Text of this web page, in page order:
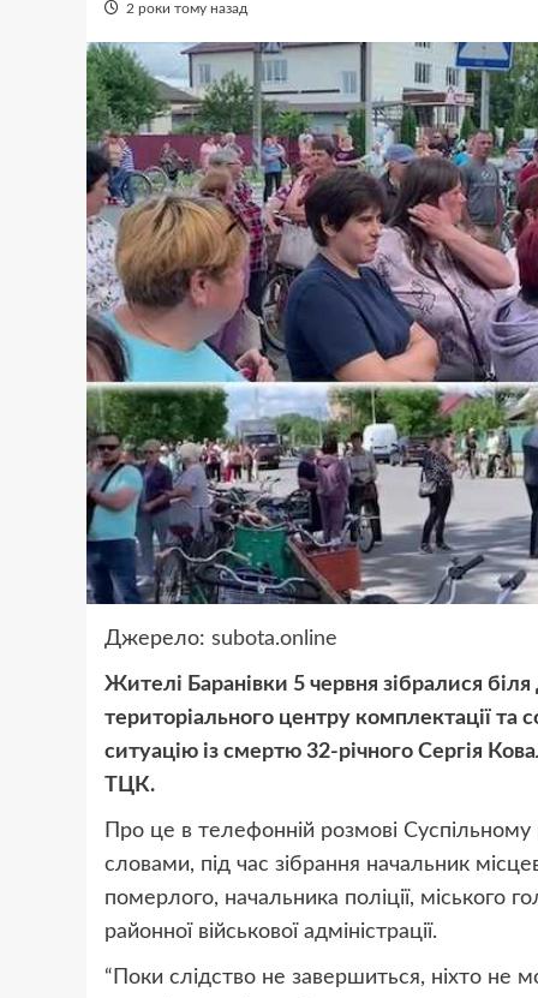
2 роки тому назад
Джерело: subota.online
Жителі Баранівки 5 червня зібралися
територіального центру комплектації
ситуацію із смертю 32-річного Сергія
ТЦК.
Про це в телефонній розмові
словами, під час зібрання начальник
померлого, начальника поліції, міського
районної військової адміністрації.
“Поки слідство не завершиться, ніхто не